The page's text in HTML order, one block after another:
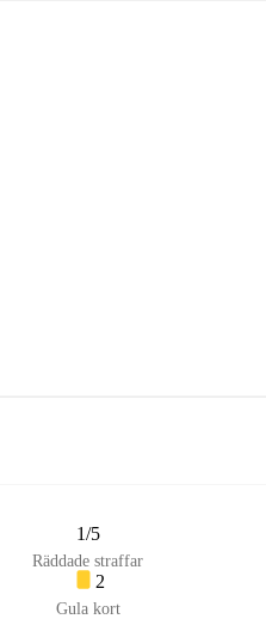
1/5
Räddade straffar
2
Gula kort